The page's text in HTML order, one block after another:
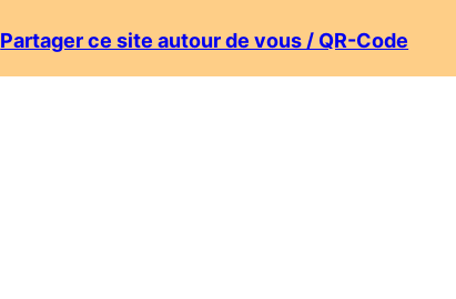
Partager ce site autour de vous / QR-Code